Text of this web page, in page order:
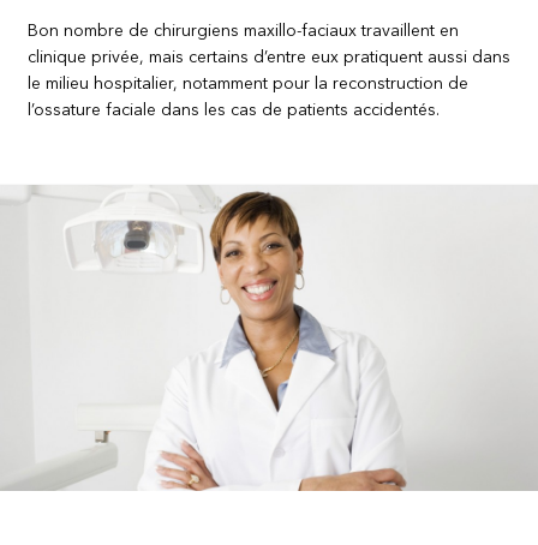
Bon nombre de chirurgiens maxillo-faciaux travaillent en
clinique privée, mais certains d’entre eux pratiquent aussi dans
le milieu hospitalier, notamment pour la reconstruction de
l’ossature faciale dans les cas de patients accidentés.